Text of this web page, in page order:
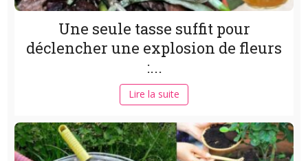
Une seule tasse suffit pour
déclencher une explosion de fleurs
:...
Lire la suite